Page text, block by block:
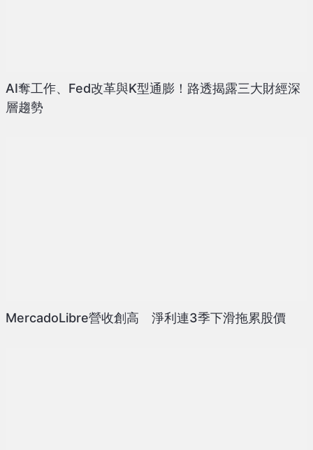
AI奪工作、Fed改革與K型通膨！路透揭露三大財經深
層趨勢
MercadoLibre營收創高 淨利連3季下滑拖累股價